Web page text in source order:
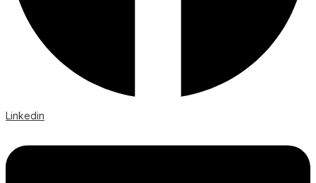
Linkedin